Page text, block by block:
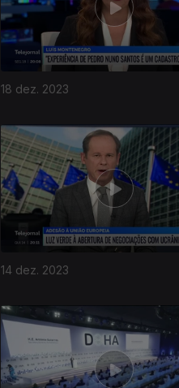
18 dez. 2023
14 dez. 2023